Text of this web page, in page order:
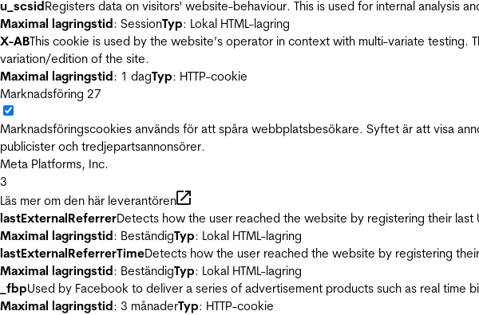
u_scsidRegisters data on visitors' website-behaviour. This is used for internal analysis
Maximal lagringstid: SessionTyp: Lokal HTML-lagring
X-ABThis cookie is used by the website’s operator in context with multi-variate
variation/edition of the site.
Maximal lagringstid: 1 dagTyp: HTTP-cookie
Marknadsföring 27
Marknadsföringscookies används för att spåra webbplatsbesökare. Syftet är att visa
publicister och tredjepartsannonsörer.
Meta Platforms, Inc.
3
Läs mer om den här leverantören
lastExternalReferrerDetects how the user reached the website by registering their last
Maximal lagringstid: BeständigTyp: Lokal HTML-lagring
lastExternalReferrerTimeDetects how the user reached the website by registering
Maximal lagringstid: BeständigTyp: Lokal HTML-lagring
_fbpUsed by Facebook to deliver a series of advertisement products such as real time
Maximal lagringstid: 3 månaderTyp: HTTP-cookie